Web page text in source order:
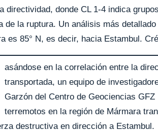
directividad, donde CL 1-4 indica
de la ruptura. Un análisis más
es 85° N, es decir, hacia Estambul.
asándose en la correlación entre la
transportada, un equipo de
Garzón del Centro de Geociencias
terremotos en la región de Mármara
destructiva en dirección a Estambul.